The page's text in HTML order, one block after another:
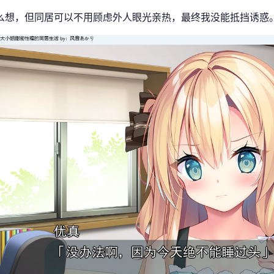
想，但同居可以不用顾虑外人眼光亲热，最终我没能抵挡诱惑